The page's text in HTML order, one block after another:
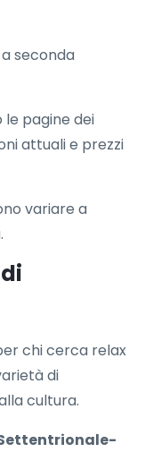
seconda
le pagine dei
attuali e prezzi
variare a
chi cerca relax
di
cultura.